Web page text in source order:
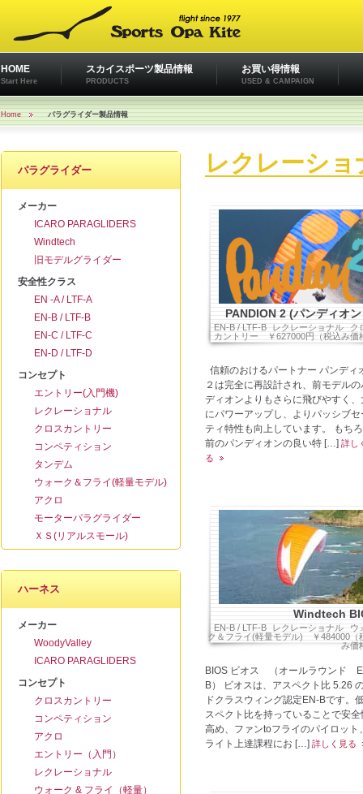
HOME
Start Here
スカイスポーツ製品情報
PRODUCTS
お買い得情報
USED & CAMPAIGN
Home パラグライダー製品情報
パラグライダー
メーカー
ICARO PARAGLIDERS
Windtech
旧モデルグライダー
安全性クラス
EN -A / LTF-A
EN-B / LTF-B
EN-C / LTF-C
EN-D / LTF-D
コンセプト
エントリー(入門機)
レクレーショナル
クロスカントリー
コンペティション
タンデム
ウォーク＆フライ(軽量モデル)
アクロ
モーターパラグライダー
ＸＳ(リアルスモール)
ハーネス
メーカー
WoodyValley
ICARO PARAGLIDERS
コンセプト
クロスカントリー
コンペティション
アクロ
エントリー（入門）
レクレーショナル
ウォーク & フライ（軽量）
レクレーショ
PANDION 2 (パンディオ
EN-B / LTF-B レクレーショナル
ク
カントリー
￥627000円（税込み価
信頼のおけるパートナー パンディ
２は完全に再設計され、前モデルの
ディオンよりもさらに飛びやすく、
にパワーアップし、よりパッシブセ
ティ特性も向上しています。 もち
前のパンディオンの良い特 […] 詳し
る
Windtech
EN-B / LTF-B レクレーショナル
ウ
ク＆フライ(軽量モデル)
￥484000（
み価
BIOS ビオス （オールラウンド
B） ビオスは、アスペクト比 5.26
ドクラスウィング認定EN-Bです。
スペクト比を持っていることで安全
高め、ファンtoフライのパイロット
ライト上達課程にお […] 詳しく見る